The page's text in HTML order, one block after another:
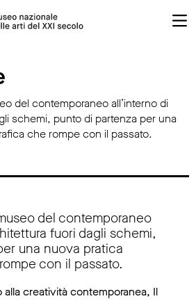
del contemporaneo all’interno di
schemi, punto di partenza per una
che rompe con il passato.
del contemporaneo
fuori dagli schemi,
una nuova pratica
con il passato.
alla creatività contemporanea, Il